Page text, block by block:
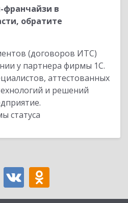
в
обратите
(договоров ИТС)
у партнера фирмы 1С.
аттестованных
и решений
статуса